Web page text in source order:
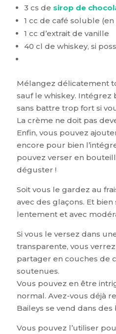
3 cs de sirop de
1 cc de café soluble
1 cc d’extrait de vanille
40 cl de whiskey, si
Mélangez délicatement
sauf le whiskey. Intégrez
sans battre trop fort si
La crème ne doit pas
Enfin, vous pouvez
encore pour bien
pouvez verser en
déguster !
Soit vous le gardez au
avec des glaçons. Et
lentement et avec
Si vous le versez dans
transparente, vous verrez
partager en couches de
soutenues.
Vous pouvez en être
normal. Avez-vous déjà
Baileys se vend dans
Vous pouvez l’utiliser